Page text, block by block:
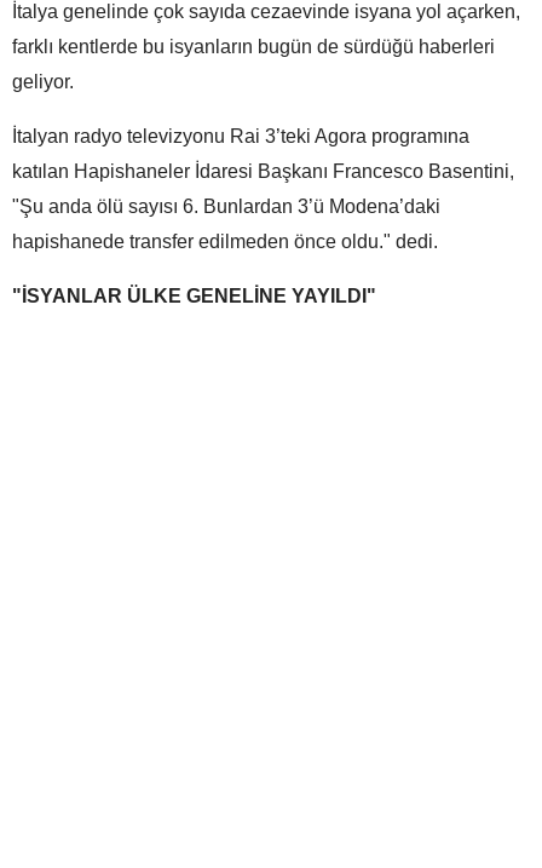
İtalya genelinde çok sayıda cezaevinde isyana yol açarken,
farklı kentlerde bu isyanların bugün de sürdüğü haberleri
geliyor.
İtalyan radyo televizyonu Rai 3’teki Agora programına
katılan Hapishaneler İdaresi Başkanı Francesco Basentini,
"Şu anda ölü sayısı 6. Bunlardan 3’ü Modena’daki
hapishanede transfer edilmeden önce oldu." dedi.
"İSYANLAR ÜLKE GENELİNE YAYILDI"